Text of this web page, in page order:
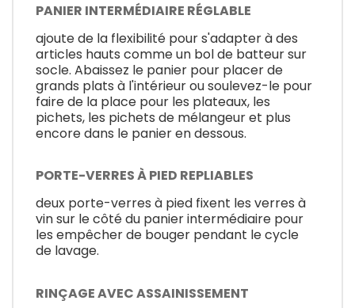
PANIER INTERMÉDIAIRE RÉGLABLE
ajoute de la flexibilité pour s'adapter à des
articles hauts comme un bol de batteur sur
socle. Abaissez le panier pour placer de
grands plats à l'intérieur ou soulevez-le pour
faire de la place pour les plateaux, les
pichets, les pichets de mélangeur et plus
encore dans le panier en dessous.
PORTE-VERRES À PIED REPLIABLES
deux porte-verres à pied fixent les verres à
vin sur le côté du panier intermédiaire pour
les empêcher de bouger pendant le cycle
de lavage.
RINÇAGE AVEC ASSAINISSEMENT